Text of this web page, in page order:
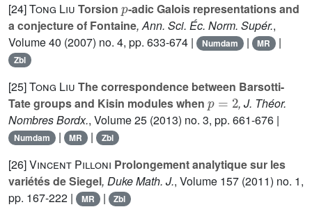
[24]Tong Liu Torsion
-adic Galois representations and
a conjecture of Fontaine, Ann. Sci. Éc. Norm. Supér.,
Volume 40 (2007) no. 4, pp. 633-674 | Numdam | MR |
Zbl
[25]Tong Liu The correspondence between Barsotti-
Tate groups and Kisin modules when
p=2
, J. Théor.
Nombres Bordx., Volume 25 (2013) no. 3, pp. 661-676 |
Numdam | MR | Zbl
[26]Vincent Pilloni Prolongement analytique sur les
variétés de Siegel, Duke Math. J., Volume 157 (2011) no. 1,
pp. 167-222 |
MR | Zbl